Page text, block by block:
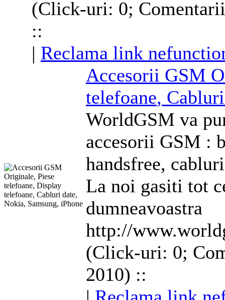
(Click-uri: 0;
::
| Reclama link
Accesorii GSM
telefoane,
WorldGSM va
accesorii GSM :
handsfree,
La noi gasiti tot
dumneavoastra
http://
(Click-uri: 0;
2010) ::